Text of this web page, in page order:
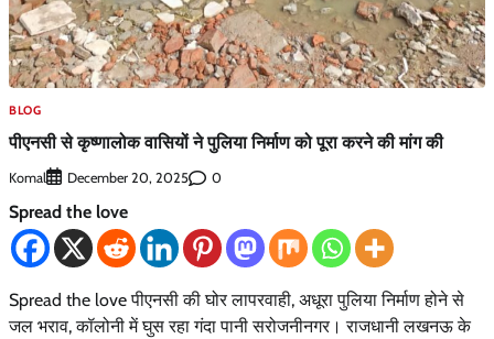
BLOG
पीएनसी से कृष्णालोक वासियों ने पुलिया निर्माण को पूरा करने की मांग की
Komal December 20, 2025 0
Spread the love
Spread the love पीएनसी की घोर लापरवाही, अधूरा पुलिया निर्माण होने से
जल भराव, कॉलोनी में घुस रहा गंदा पानी सरोजनीनगर। राजधानी लखनऊ के